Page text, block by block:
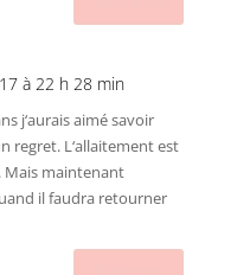
à 22 h 28 min
j‘aurais aimé savoir
regret. L‘allaitement est
Mais maintenant
il faudra retourner